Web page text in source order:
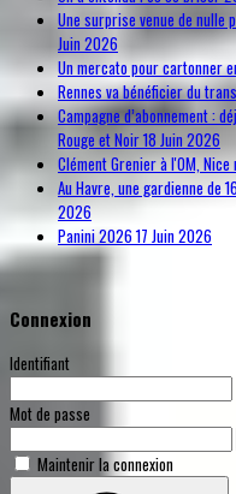
Une surprise venue de
Juin 2026
Un mercato pour cartonner
Rennes va bénéficier du
Campagne d’abonnement :
Rouge et Noir18 Juin 2026
Clément Grenier à l'OM,
Au Havre, une gardienne de
2026
Panini 2026 17 Juin 2026
Connexion
Identifiant
Mot de passe
Maintenir la connexion